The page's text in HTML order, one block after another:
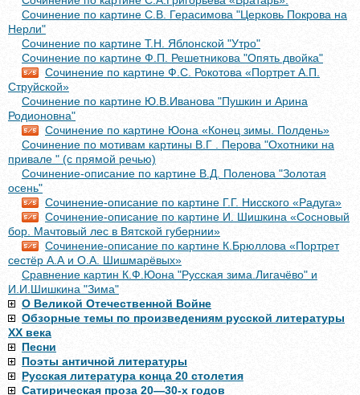
Сочинение по картине С.В. Герасимова "Церковь Покрова на
Нерли"
Сочинение по картине Т.Н. Яблонской "Утро"
Сочинение по картине Ф.П. Решетникова "Опять двойка"
Сочинение по картине Ф.С. Рокотова «Портрет А.П.
Струйской»
Сочинение по картине Ю.В.Иванова "Пушкин и Арина
Родионовна"
Сочинение по картине Юона «Конец зимы. Полдень»
Сочинение по мотивам картины В.Г . Перова "Охотники на
привале " (с прямой речью)
Сочинение-описание по картине В.Д. Поленова "Золотая
осень"
Сочинение-описание по картине Г.Г. Нисского «Радуга»
Сочинение-описание по картине И. Шишкина «Сосновый
бор. Мачтовый лес в Вятской губернии»
Сочинение-описание по картине К.Брюллова «Портрет
сестёр А.А и О.А. Шишмарёвых»
Сравнение картин К.Ф.Юона "Русская зима.Лигачёво" и
И.И.Шишкина "Зима"
О Великой Отечественной Войне
Обзорные темы по произведениям русской литературы
XX века
Песни
Поэты античной литературы
Русская литература конца 20 столетия
Сатирическая проза 20—30-х годов